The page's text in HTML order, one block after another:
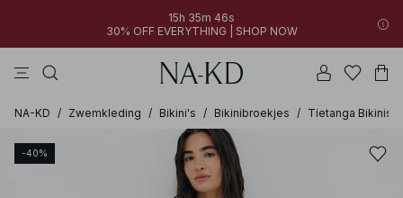
15h 35m 46s
30% OFF EVERYTHING | SHOP NOW
NA-KD / Zwemkleding / Bikini's / Bikinibroekjes / Tietanga Bikinis
-40%